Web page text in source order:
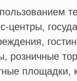
центры,
розничные
площадки,